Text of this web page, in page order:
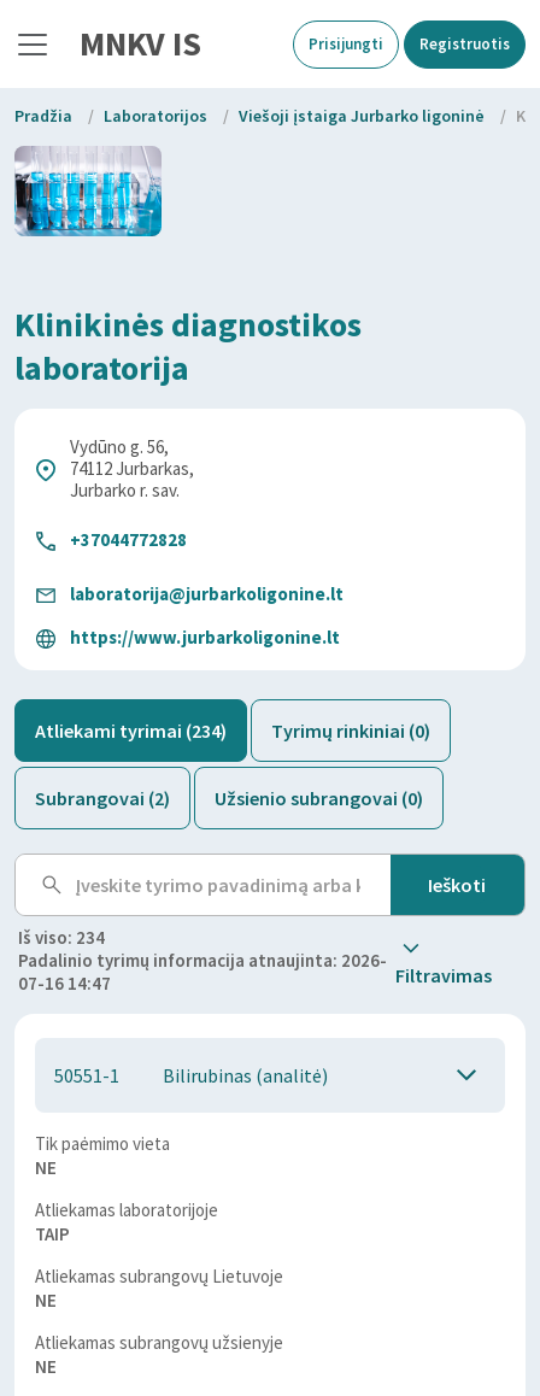
MNKV IS Prisijungti Registruotis
Pradžia / Laboratorijos / Viešoji įstaiga Jurbarko ligoninė /
Klinikinės diagnostikos
laboratorija
Vydūno g. 56,
74112 Jurbarkas,
Jurbarko r. sav.
+37044772828
laboratorija@jurbarkoligonine.lt
https://www.jurbarkoligonine.lt
Atliekami tyrimai (234) Tyrimų rinkiniai (0)
Subrangovai (2) Užsienio subrangovai (0)
Iš viso: 234
Padalinio tyrimų informacija atnaujinta: 2026-
07-16 14:47
Filtravimas
50551-1 Bilirubinas (analitė)
Tik paėmimo vieta
NE
Atliekamas laboratorijoje
TAIP
Atliekamas subrangovų Lietuvoje
NE
Atliekamas subrangovų užsienyje
NE